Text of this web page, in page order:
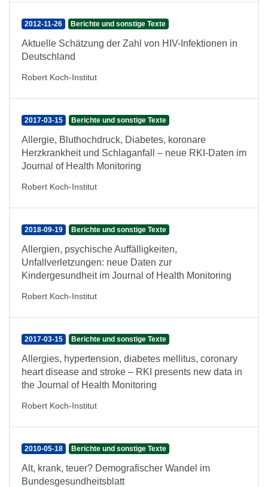
2012-11-26 Berichte und sonstige Texte
Aktuelle Schätzung der Zahl von HIV-Infektionen in
Deutschland
Robert Koch-Institut
2017-03-15 Berichte und sonstige Texte
Allergie, Bluthochdruck, Diabetes, koronare
Herzkrankheit und Schlaganfall – neue RKI-Daten im
Journal of Health Monitoring
Robert Koch-Institut
2018-09-19 Berichte und sonstige Texte
Allergien, psychische Auffälligkeiten,
Unfallverletzungen: neue Daten zur
Kindergesundheit im Journal of Health Monitoring
Robert Koch-Institut
2017-03-15 Berichte und sonstige Texte
Allergies, hypertension, diabetes mellitus, coronary
heart disease and stroke – RKI presents new data in
the Journal of Health Monitoring
Robert Koch-Institut
2010-05-18 Berichte und sonstige Texte
Alt, krank, teuer? Demografischer Wandel im
Bundesgesundheitsblatt